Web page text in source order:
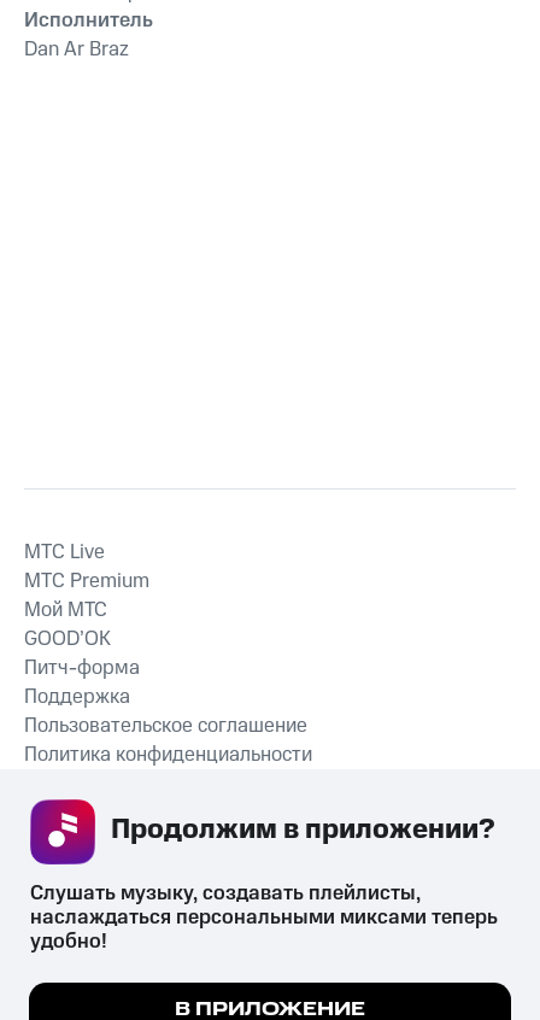
Исполнитель
Dan Ar Braz
СКАЧАТЬ ПРИЛОЖЕНИЕ
MTС Live
MTС Premium
Мой МТС
GOOD’OK
Питч-форма
Поддержка
Пользовательское соглашение
Политика конфиденциальности
психотропных веществ, их аналогов причиняет вред здоровью,
их незаконный оборот запрещён и влечёт установленную
Мы используем куки, чтобы на сайте все
Слушать музыку, создавать плейлисты,
наслаждаться персональными миксами теперь
удобно!
В ПРИЛОЖЕНИЕ